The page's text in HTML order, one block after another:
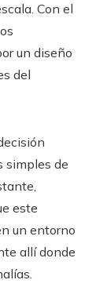
Con el
un diseño
del
simples de
este
un entorno
allí donde